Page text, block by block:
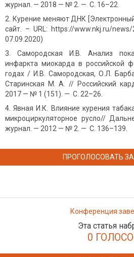
журнал. — 2018 — № 2. — С. 16–22.
Курение меняют ДНК
сайт. – URL: https://www.nkj.ru/
07.09.2020)
Самородская И.В. Анализ
инфаркта миокарда в российской
годах / И.В. Самородская, О.Л.
Старинская М. А. // Российский
2017 — № 1 (151). — С. 22–26.
Явная И.К. Влияние курения
микроциркуляторное русло//
журнал. — 2012 — № 2. — С. 136–139.
ПРОГОЛОСОВАТЬ
Конференция
Эта статья
0